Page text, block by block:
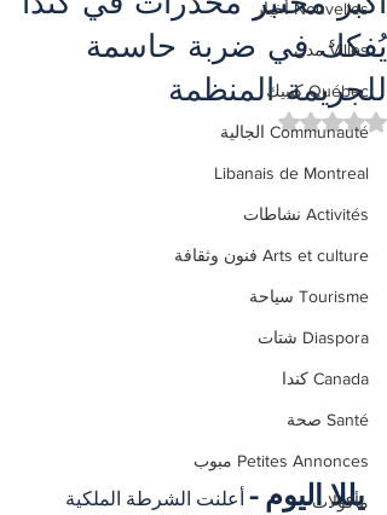
Nouvelles أخبار
Villes مدن
Québec كيبيك
Communauté الجالية
Libanais de Montreal
Activités نشاطات
Arts et culture فنون وثقافة
Tourisme سياحة
Diaspora شتات
Canada كندا
Santé صحة
Petites Annonces مبوب
مأكولات
يُفكك في ضربة حاسمة
للجريمة المنظمة
تم التقييم بـ ليس رقمًا من أصل 5 نجوم.
يللا اليوم - أعلنت الشرطة الملكية